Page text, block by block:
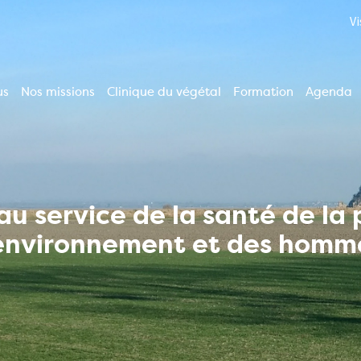
Nos missions Clinique du végétal Formation Agenda
service de la santé de
et des